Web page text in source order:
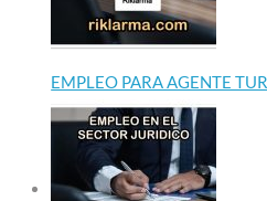
EMPLEO PARA AGENTE